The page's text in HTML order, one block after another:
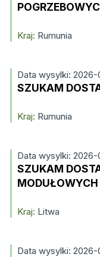
Kraj: Rumunia
Data wysylki: 2026-
SZUKAM
Kraj: Rumunia
Data wysylki: 2026-
SZUKAM
MODUŁOWYCH
Kraj: Litwa
Data wysylki: 2026-